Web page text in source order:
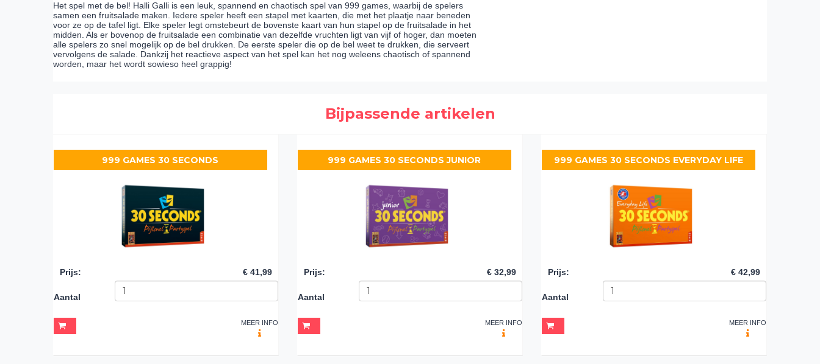
Het spel met de bel! Halli Galli is een leuk, spannend en chaotisch spel van 999 games, waarbij de spelers
samen een fruitsalade maken. Iedere speler heeft een stapel met kaarten, die met het plaatje naar beneden
voor ze op de tafel ligt. Elke speler legt omstebeurt de bovenste kaart van hun stapel op de fruitsalade in het
midden. Als er bovenop de fruitsalade een combinatie van dezelfde vruchten ligt van vijf of hoger, dan moeten
alle spelers zo snel mogelijk op de bel drukken. De eerste speler die op de bel weet te drukken, die serveert
vervolgens de salade. Dankzij het reactieve aspect van het spel kan het nog weleens chaotisch of spannend
worden, maar het wordt sowieso heel grappig!
Bijpassende artikelen
999 GAMES 30 SECONDS
Prijs: € 41,99
Aantal
MEER INFO
999 GAMES 30 SECONDS JUNIOR
Prijs: € 32,99
Aantal
MEER INFO
999 GAMES 30 SECONDS EVERYDAY LIFE
Prijs: € 42,99
Aantal
MEER INFO